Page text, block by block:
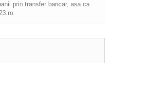
prin transfer bancar, asa ca